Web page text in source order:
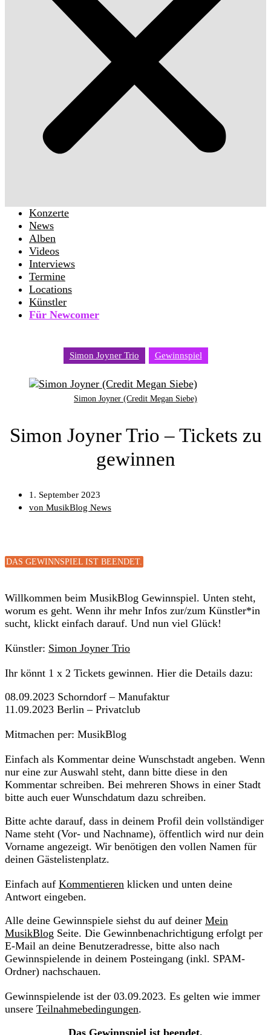
Konzerte
News
Alben
Videos
Interviews
Termine
Locations
Künstler
Für Newcomer
Simon Joyner Trio Gewinnspiel
Simon Joyner (Credit Megan Siebe)
Simon Joyner Trio – Tickets zu
gewinnen
1. September 2023
von MusikBlog News
DAS GEWINNSPIEL IST BEENDET.
Willkommen beim MusikBlog Gewinnspiel. Unten steht,
worum es geht. Wenn ihr mehr Infos zur/zum Künstler*in
sucht, klickt einfach darauf. Und nun viel Glück!
Künstler: Simon Joyner Trio
Ihr könnt 1 x 2 Tickets gewinnen. Hier die Details dazu:
08.09.2023 Schorndorf – Manufaktur
11.09.2023 Berlin – Privatclub
Mitmachen per: MusikBlog
Einfach als Kommentar deine Wunschstadt angeben. Wenn
nur eine zur Auswahl steht, dann bitte diese in den
Kommentar schreiben. Bei mehreren Shows in einer Stadt
bitte auch euer Wunschdatum dazu schreiben.
Bitte achte darauf, dass in deinem Profil dein vollständiger
Name steht (Vor- und Nachname), öffentlich wird nur dein
Vorname angezeigt. Wir benötigen den vollen Namen für
deinen Gästelistenplatz.
Einfach auf Kommentieren klicken und unten deine
Antwort eingeben.
Alle deine Gewinnspiele siehst du auf deiner Mein
MusikBlog Seite. Die Gewinnbenachrichtigung erfolgt per
E-Mail an deine Benutzeradresse, bitte also nach
Gewinnspielende in deinem Posteingang (inkl. SPAM-
Ordner) nachschauen.
Gewinnspielende ist der 03.09.2023. Es gelten wie immer
unsere Teilnahmebedingungen.
Das Gewinnspiel ist beendet.